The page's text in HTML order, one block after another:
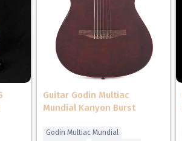
Guitar Godin Multiac
Mundial Kanyon Burst
Godin Multiac Mundial